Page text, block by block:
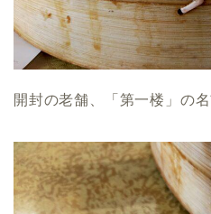
開封の老舗、「第一楼」の